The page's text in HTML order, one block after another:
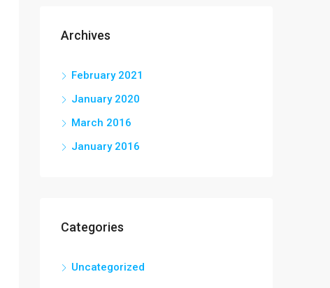
Archives
February 2021
January 2020
March 2016
January 2016
Categories
Uncategorized